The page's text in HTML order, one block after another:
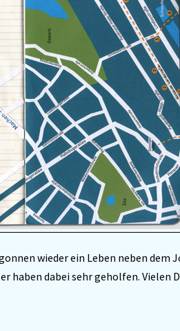
wieder ein Leben neben dem
haben dabei sehr geholfen. Vielen